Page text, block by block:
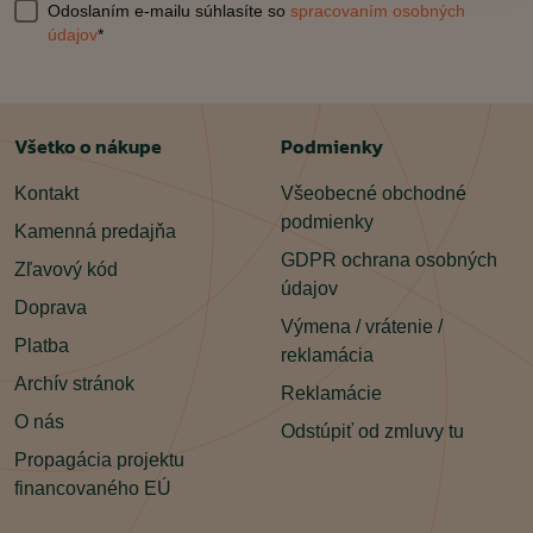
Odoslaním e-mailu súhlasíte so spracovaním osobných
údajov*
Všetko o nákupe
Kontakt
Kamenná predajňa
Zľavový kód
Doprava
Platba
Archív stránok
O nás
Propagácia projektu
financovaného EÚ
Podmienky
Všeobecné obchodné
podmienky
GDPR ochrana osobných
údajov
Výmena / vrátenie /
reklamácia
Reklamácie
Odstúpiť od zmluvy tu